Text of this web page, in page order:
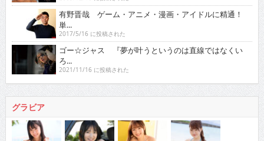
有野晋哉 ゲーム・アニメ・漫画・アイドルに精通！
単...
2017/5/16 に投稿された
ゴー☆ジャス 『夢が叶うというのは直線ではなくい
ろ...
2021/11/16 に投稿された
グラビア